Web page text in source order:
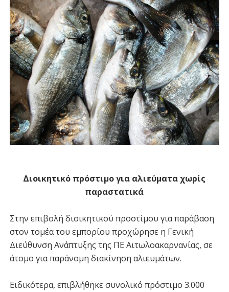
Διοικητικό πρόστιμο για αλιεύματα χωρίς
παραστατικά
Στην επιβολή διοικητικού προστίμου για παράβαση
στον τομέα του εμπορίου προχώρησε η Γενική
Διεύθυνση Ανάπτυξης της ΠΕ Αιτωλοακαρνανίας, σε
άτομο για παράνομη διακίνηση αλιευμάτων.
Ειδικότερα, επιβλήθηκε συνολικό πρόστιμο 3.000